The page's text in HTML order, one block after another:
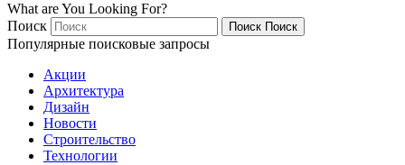
What are You Looking For?
Поиск
Поиск Поиск
Популярные поисковые запросы
Акции
Архитектура
Дизайн
Новости
Строительство
Технологии